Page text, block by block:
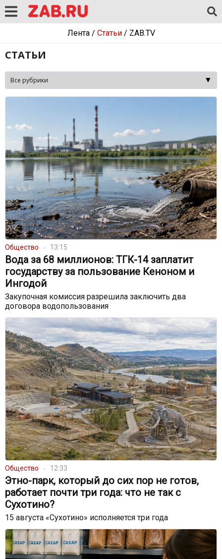
Лента/ Статьи/ ZAB.TV
СТАТЬИ
Общество 13:15
Вода за 68 миллионов: ТГК-14 заплатит
государству за пользование Кеноном и
Ингодой
Закупочная комиссия разрешила заключить два
договора водопользования
Общество 12:33
Этно-парк, который до сих пор не готов,
работает почти три года: что не так с
Сухотино?
15 августа «Сухотино» исполняется три года